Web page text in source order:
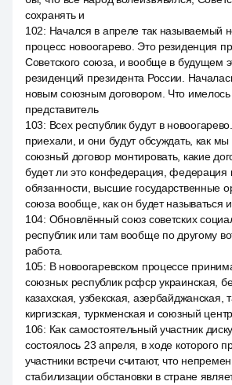
сохранять и
102: Начался в апреле так называемый
процесс новоогарево. Это резиденция
Советского союза, и вообще в будущем
резиденций президента России.
новым союзным договором. Что имелось
представитель
103: Всех республик будут в
приехали, и они будут обсуждать, как
союзный договор монтировать, какие
будет ли это конфедерация, федерация
обязанности, высшие государственные
союза вообще, как он будет называться
104: Обновлённый союз советских
республик или там вообще по другому
работа.
105: В новоогаревском процессе
союзных республик рсфср украинская,
казахская, узбекская, азербайджанская,
киргизская, туркменская и союзный центр.
106: Как самостоятельный участник
состоялось 23 апреля, в ходе которого
участники встречи считают, что
стабилизации обстановки в стране